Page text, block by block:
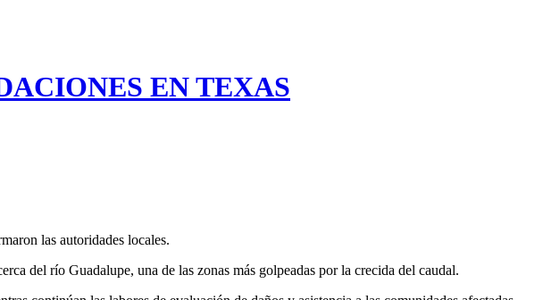
EN TEXAS
las autoridades locales.
del río Guadalupe, una de las zonas más golpeadas por la crecida del caudal.